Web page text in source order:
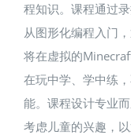
程知识。课程通过
从图形化编程入门
将在虚拟的
在玩中学、学中练
能。课程设计专业
考虑儿童的兴趣，